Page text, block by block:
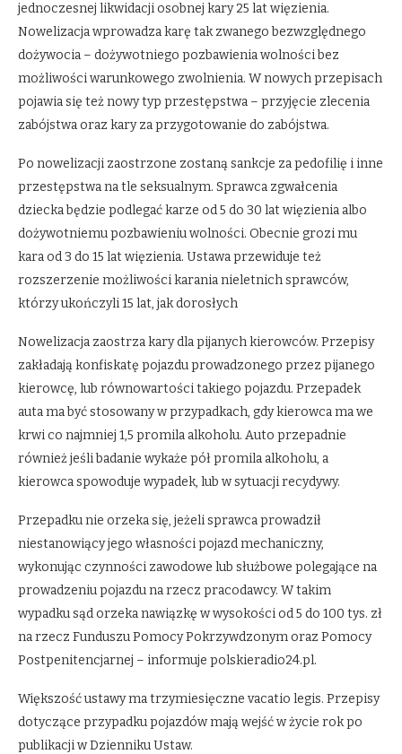
jednoczesnej likwidacji osobnej kary 25 lat więzienia.
Nowelizacja wprowadza karę tak zwanego bezwzględnego
dożywocia – dożywotniego pozbawienia wolności bez
możliwości warunkowego zwolnienia. W nowych przepisach
pojawia się też nowy typ przestępstwa – przyjęcie zlecenia
zabójstwa oraz kary za przygotowanie do zabójstwa.
Po nowelizacji zaostrzone zostaną sankcje za pedofilię i inne
przestępstwa na tle seksualnym. Sprawca zgwałcenia
dziecka będzie podlegać karze od 5 do 30 lat więzienia albo
dożywotniemu pozbawieniu wolności. Obecnie grozi mu
kara od 3 do 15 lat więzienia. Ustawa przewiduje też
rozszerzenie możliwości karania nieletnich sprawców,
którzy ukończyli 15 lat, jak dorosłych
Nowelizacja zaostrza kary dla pijanych kierowców. Przepisy
zakładają konfiskatę pojazdu prowadzonego przez pijanego
kierowcę, lub równowartości takiego pojazdu. Przepadek
auta ma być stosowany w przypadkach, gdy kierowca ma we
krwi co najmniej 1,5 promila alkoholu. Auto przepadnie
również jeśli badanie wykaże pół promila alkoholu, a
kierowca spowoduje wypadek, lub w sytuacji recydywy.
Przepadku nie orzeka się, jeżeli sprawca prowadził
niestanowiący jego własności pojazd mechaniczny,
wykonując czynności zawodowe lub służbowe polegające na
prowadzeniu pojazdu na rzecz pracodawcy. W takim
wypadku sąd orzeka nawiązkę w wysokości od 5 do 100 tys. zł
na rzecz Funduszu Pomocy Pokrzywdzonym oraz Pomocy
Postpenitencjarnej – informuje polskieradio24.pl.
Większość ustawy ma trzymiesięczne vacatio legis. Przepisy
dotyczące przypadku pojazdów mają wejść w życie rok po
publikacji w Dzienniku Ustaw.